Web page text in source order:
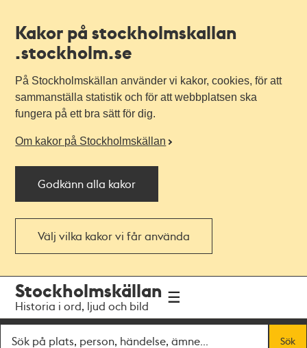
Kakor på stockholmskallan
.stockholm.se
På Stockholmskällan använder vi kakor, cookies, för att
sammanställa statistik och för att webbplatsen ska
fungera på ett bra sätt för dig.
Om kakor på Stockholmskällan
Godkänn alla kakor
Välj vilka kakor vi får använda
navigationen
huvudinnehållet
Stockholmskällan
Historia i ord, ljud och bild
Sök